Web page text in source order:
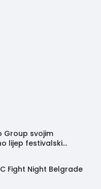
Group svojim
lijep festivalski
Fight Night Belgrade